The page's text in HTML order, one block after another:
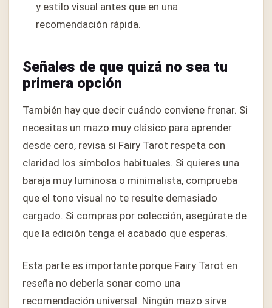
y estilo visual antes que en una
recomendación rápida.
Señales de que quizá no sea tu
primera opción
También hay que decir cuándo conviene frenar. Si
necesitas un mazo muy clásico para aprender
desde cero, revisa si Fairy Tarot respeta con
claridad los símbolos habituales. Si quieres una
baraja muy luminosa o minimalista, comprueba
que el tono visual no te resulte demasiado
cargado. Si compras por colección, asegúrate de
que la edición tenga el acabado que esperas.
Esta parte es importante porque Fairy Tarot en
reseña no debería sonar como una
recomendación universal. Ningún mazo sirve